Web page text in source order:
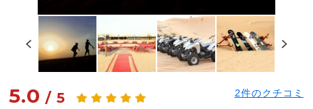
5.0 /5 2件のクチコミ